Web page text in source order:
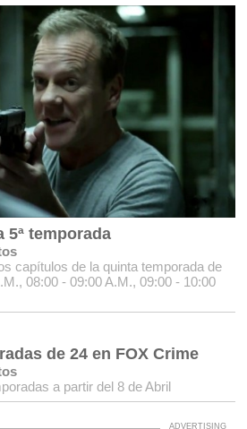
5ª temporada
capítulos de la quinta temporada de
08:00 - 09:00 A.M., 09:00 - 10:00
de 24 en FOX Crime
a partir del 8 de Abril